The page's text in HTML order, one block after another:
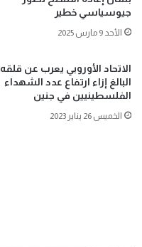
جيوسياسي خطير
الأحد 9 مارس 2025
الاتحاد الأوروبي يعرب عن قلقه
البالغ إزاء ارتفاع عدد الشهداء
الفلسطينيين في جنين
الخميس 26 يناير 2023